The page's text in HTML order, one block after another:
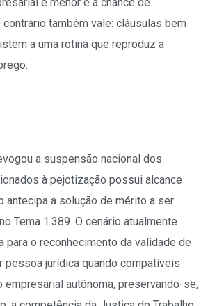
contrário também vale: cláusulas bem
a uma rotina que reproduz a
a suspensão nacional dos
à pejotização possui alcance
antecipa a solução de mérito a ser
Tema 1.389. O cenário atualmente
para o reconhecimento da validade de
pessoa jurídica quando compatíveis
empresarial autônoma, preservando-se,